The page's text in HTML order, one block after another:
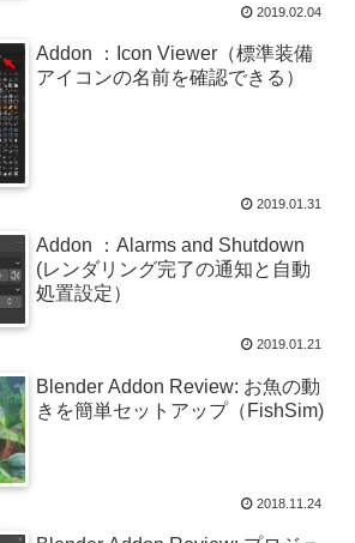
2019.02.04
Addon ：Icon Viewer（標準装備
アイコンの名前を確認できる）
2019.01.31
Addon ：Alarms and Shutdown
(レンダリング完了の通知と自動
処置設定）
2019.01.21
Blender Addon Review: お魚の動
きを簡単セットアップ（FishSim)
2018.11.24